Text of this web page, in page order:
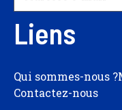
Liens
Qui sommes-nous ?
Contactez-nous